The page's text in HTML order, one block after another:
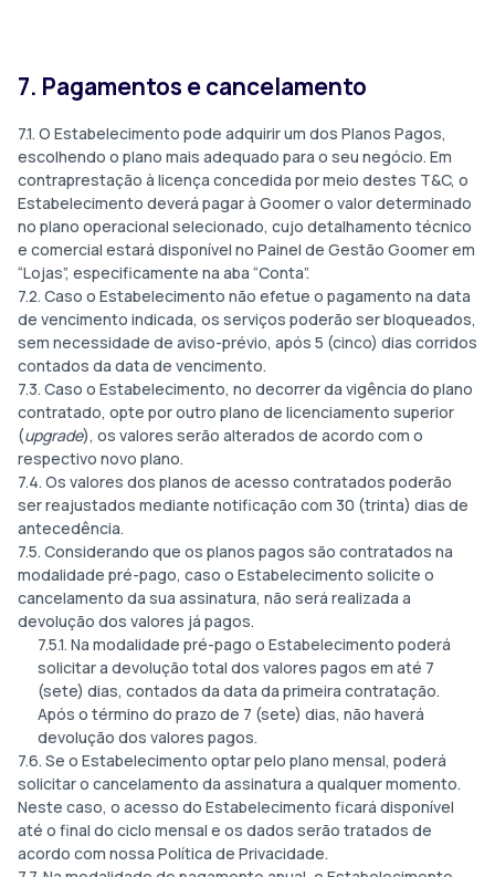
7. Pagamentos e cancelamento
7.1. O Estabelecimento pode adquirir um dos Planos Pagos,
escolhendo o plano mais adequado para o seu negócio. Em
contraprestação à licença concedida por meio destes T&C, o
Estabelecimento deverá pagar à Goomer o valor determinado
no plano operacional selecionado, cujo detalhamento técnico
e comercial estará disponível no Painel de Gestão Goomer em
“Lojas”, especificamente na aba “Conta”.
7.2. Caso o Estabelecimento não efetue o pagamento na data
de vencimento indicada, os serviços poderão ser bloqueados,
sem necessidade de aviso-prévio, após 5 (cinco) dias corridos
contados da data de vencimento.
7.3. Caso o Estabelecimento, no decorrer da vigência do plano
contratado, opte por outro plano de licenciamento superior
(upgrade), os valores serão alterados de acordo com o
respectivo novo plano.
7.4. Os valores dos planos de acesso contratados poderão
ser reajustados mediante notificação com 30 (trinta) dias de
antecedência.
7.5. Considerando que os planos pagos são contratados na
modalidade pré-pago, caso o Estabelecimento solicite o
cancelamento da sua assinatura, não será realizada a
devolução dos valores já pagos.
7.5.1. Na modalidade pré-pago o Estabelecimento poderá
solicitar a devolução total dos valores pagos em até 7
(sete) dias, contados da data da primeira contratação.
Após o término do prazo de 7 (sete) dias, não haverá
devolução dos valores pagos.
7.6. Se o Estabelecimento optar pelo plano mensal, poderá
solicitar o cancelamento da assinatura a qualquer momento.
Neste caso, o acesso do Estabelecimento ficará disponível
até o final do ciclo mensal e os dados serão tratados de
acordo com nossa Política de Privacidade.